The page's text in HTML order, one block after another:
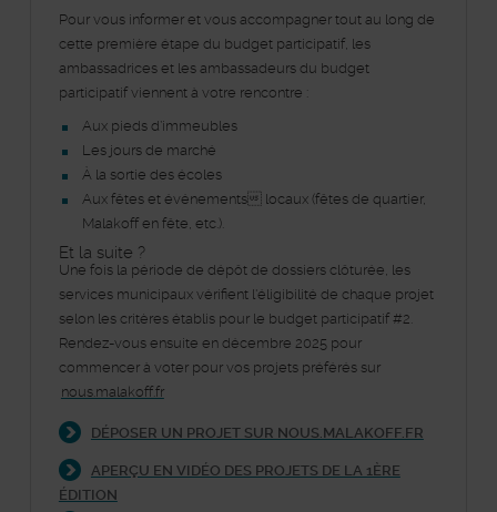
Pour vous informer et vous accompagner tout au long de
cette première étape du budget participatif, les
ambassadrices et les ambassadeurs du budget
participatif viennent à votre rencontre :
Aux pieds d’immeubles
Les jours de marché
À la sortie des écoles
Aux fêtes et événements locaux (fêtes de quartier,
Malakoff en fête, etc.).
Et la suite ?
Une fois la période de dépôt de dossiers clôturée, les
services municipaux vérifient l'éligibilité de chaque projet
selon les critères établis pour le budget participatif #2.
Rendez-vous ensuite en décembre 2025 pour
commencer à voter pour vos projets préférés sur
nous.malakoff.fr
DÉPOSER UN PROJET SUR NOUS.MALAKOFF.FR
APERÇU EN VIDÉO DES PROJETS DE LA 1ÈRE
ÉDITION